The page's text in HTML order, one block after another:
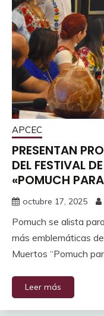
APCEC
PRESENTAN
DEL FESTIVAL
«POMUCH
octubre 17, 2025
Pomuch se alista
más emblemáticas
Muertos “Pomuch
Leer más